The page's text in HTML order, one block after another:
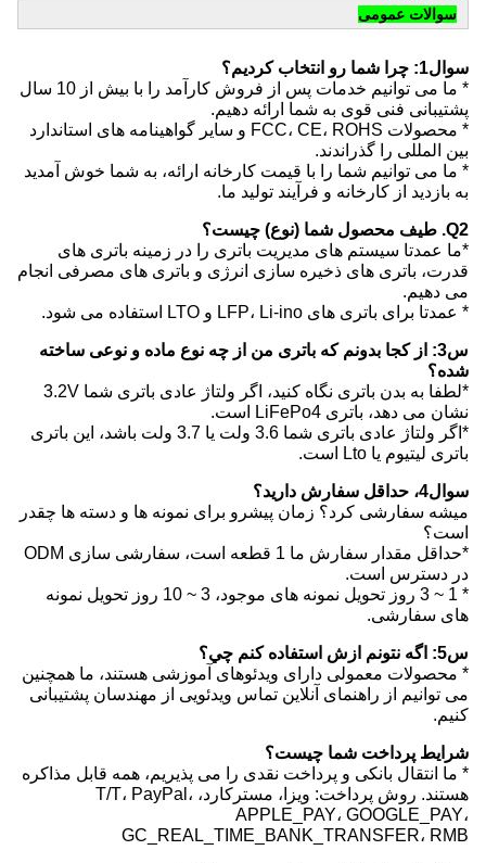
سوالات عمومی
سوال1: چرا شما رو انتخاب کردیم؟
* ما می توانیم خدمات پس از فروش کارآمد را با بیش از 10 سال
پشتیبانی فنی قوی به شما ارائه دهیم.
* محصولات FCC، CE، ROHS و سایر گواهینامه های استاندارد
بین المللی را گذراندند.
* ما می توانیم شما را با قیمت کارخانه ارائه، به شما خوش آمدید
به بازدید از کارخانه و فرآیند تولید ما.
Q2. طیف محصول شما (نوع) چیست؟
*ما عمدتا سیستم های مدیریت باتری را در زمینه باتری های
قدرت، باتری های ذخیره سازی انرژی و باتری های مصرفی انجام
می دهیم.
* عمدتا برای باتری های LFP، Li-ino و LTO استفاده می شود.
س3: از کجا بدونم که باتری من از چه نوع ماده و نوعی ساخته
شده؟
*لطفا به بدن باتری نگاه کنید، اگر ولتاژ عادی باتری شما 3.2V
نشان می دهد، باتری LiFePo4 است.
*اگر ولتاژ عادی باتری شما 3.6 ولت یا 3.7 ولت باشد، این باتری
باتری لیتیوم یا Lto است.
سوال4، حداقل سفارش دارید؟
میشه سفارشی کرد؟ زمان پیشرو برای نمونه ها و دسته ها چقدر
است؟
*حداقل مقدار سفارش ما 1 قطعه است، سفارشی سازی ODM
در دسترس است.
* 1 ~ 3 روز تحویل نمونه های موجود، 3 ~ 10 روز تحویل نمونه
های سفارشی.
س5: اگه نتونم ازش استفاده کنم چي؟
* محصولات معمولی دارای ویدئوهای آموزشی هستند، ما همچنین
می توانیم از راهنمای آنلاین تماس ویدئویی از مهندسان پشتیبانی
کنیم.
شرایط پرداخت شما چیست؟
* ما انتقال بانکی و پرداخت نقدی را می پذیریم، همه قابل مذاکره
هستند. روش پرداخت: ویزا، مسترکارد، T/T، PayPal،
APPLE_PAY، GOOGLE_PAY،
GC_REAL_TIME_BANK_TRANSFER، RMB